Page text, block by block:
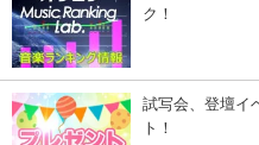
ク！
試写会、登壇イ
ト！